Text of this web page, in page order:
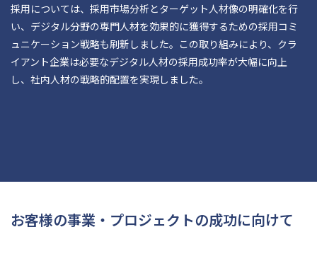
採用については、採用市場分析とターゲット人材像の明確化を行
い、デジタル分野の専門人材を効果的に獲得するための採用コミ
ュニケーション戦略も刷新しました。この取り組みにより、クラ
イアント企業は必要なデジタル人材の採用成功率が大幅に向上
し、社内人材の戦略的配置を実現しました。
お客様の事業・プロジェクトの成功に向けて